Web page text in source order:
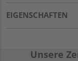
EIGENSCHAFTEN
Unsere